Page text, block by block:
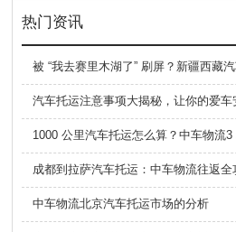
热门资讯
汽车托运注意事项大揭秘，让你的爱车
成都到拉萨汽车托运：中车物流往返
中车物流北京汽车托运市场的分析